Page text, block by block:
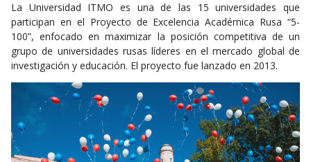
La Universidad ITMO es una de las 15 universidades que
participan en el Proyecto de Excelencia Académica Rusa “5-
100”, enfocado en maximizar la posición competitiva de un
grupo de universidades rusas líderes en el mercado global de
investigación y educación. El proyecto fue lanzado en 2013.